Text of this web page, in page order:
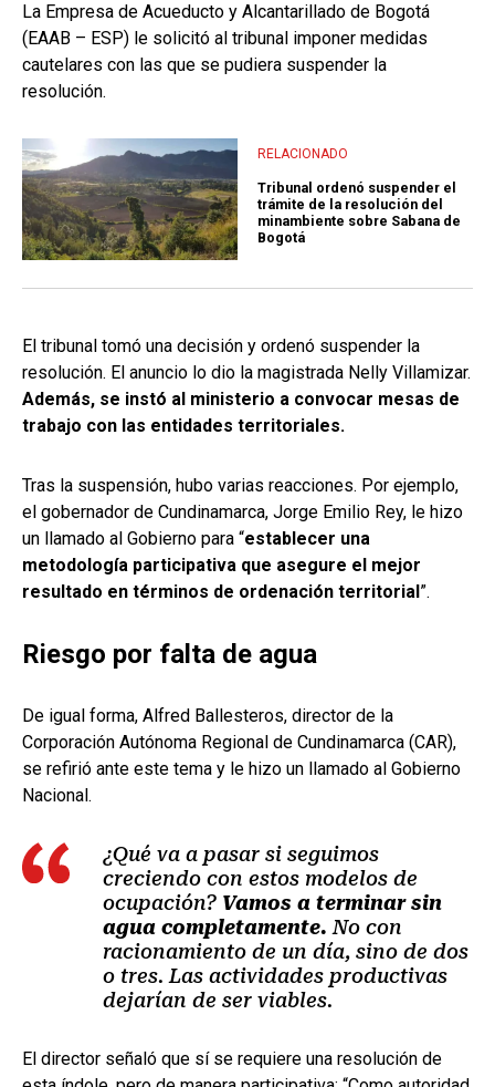
La Empresa de Acueducto y Alcantarillado de Bogotá
(EAAB – ESP) le solicitó al tribunal imponer medidas
cautelares con las que se pudiera suspender la
resolución.
RELACIONADO
Tribunal ordenó suspender el
trámite de la resolución del
minambiente sobre Sabana de
Bogotá
El tribunal tomó una decisión y ordenó suspender la
resolución. El anuncio lo dio la magistrada Nelly Villamizar.
Además, se instó al ministerio a convocar mesas de
trabajo con las entidades territoriales.
Tras la suspensión, hubo varias reacciones. Por ejemplo,
el gobernador de Cundinamarca, Jorge Emilio Rey, le hizo
un llamado al Gobierno para “establecer una
metodología participativa que asegure el mejor
resultado en términos de ordenación territorial ”.
Riesgo por falta de agua
De igual forma, Alfred Ballesteros, director de la
Corporación Autónoma Regional de Cundinamarca (CAR),
se refirió ante este tema y le hizo un llamado al Gobierno
Nacional.
¿Qué va a pasar si seguimos
creciendo con estos modelos de
ocupación? Vamos a terminar sin
agua completamente. No con
racionamiento de un día, sino de dos
o tres. Las actividades productivas
dejarían de ser viables.
El director señaló que sí se requiere una resolución de